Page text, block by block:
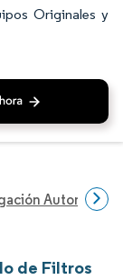
Originales y
Automotriz
de Filtros